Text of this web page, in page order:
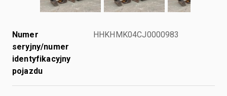
Numer
seryjny/numer
identyfikacyjny
pojazdu
HHKHMK04CJ0000983